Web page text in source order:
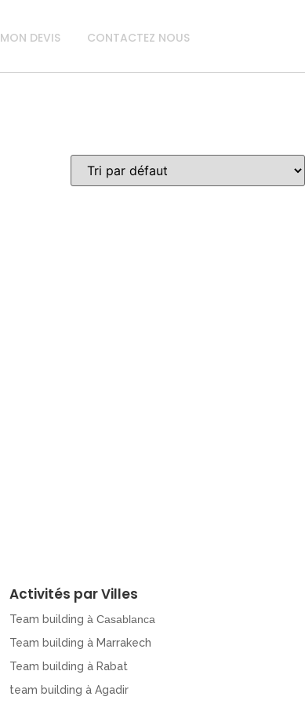
MON DEVIS CONTACTEZ NOUS
Activités par Villes
Team building à Casablanca
Team building à Marrakech
Team building à Rabat
team building à Agadir